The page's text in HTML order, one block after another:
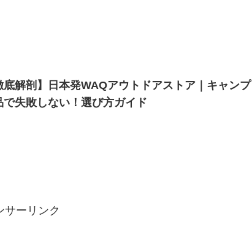
底解剖】日本発WAQアウトドアストア｜キャンプ
で失敗しない！選び方ガイド
サーリンク